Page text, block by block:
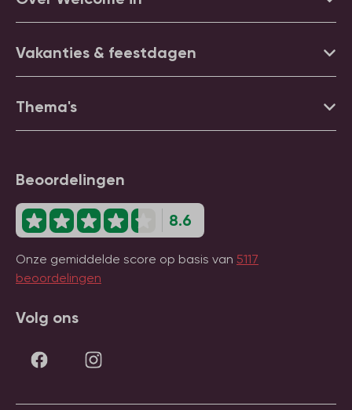
Vakanties & feestdagen
Thema's
Beoordelingen
8.6
Onze gemiddelde score op basis van 5117
beoordelingen
Volg ons